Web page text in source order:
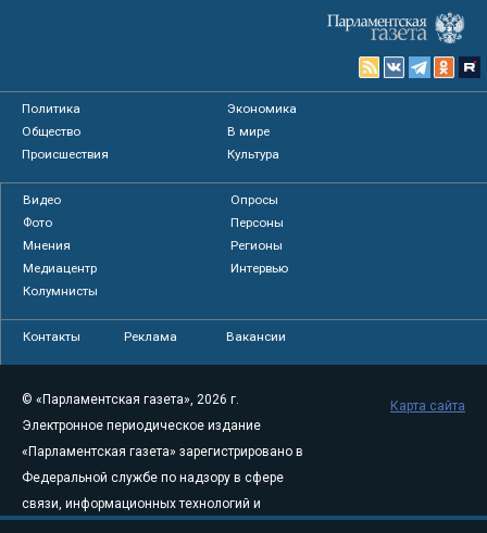
Политика
Экономика
Общество
В мире
Происшествия
Культура
Видео
Опросы
Фото
Персоны
Мнения
Регионы
Медиацентр
Интервью
Колумнисты
Контакты Реклама Вакансии
© «Парламентская газета», 2026 г.
Электронное периодическое издание
«Парламентская газета» зарегистрировано в
Федеральной службе по надзору в сфере
связи, информационных технологий и
Карта сайта